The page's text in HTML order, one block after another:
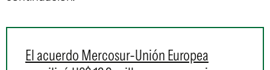
El acuerdo Mercosur-Unión Europea